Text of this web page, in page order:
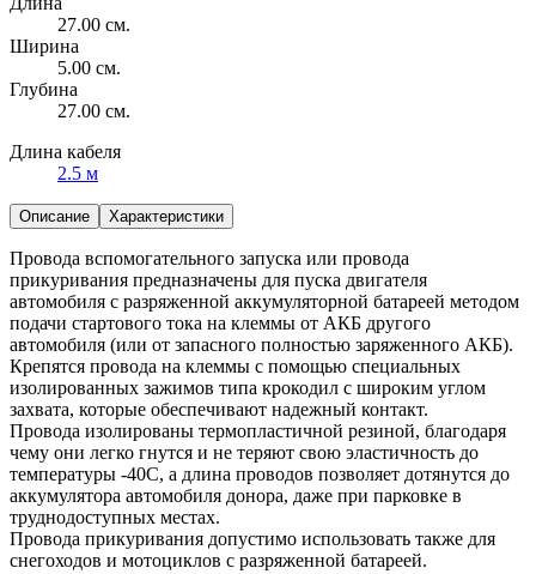
27.00 см.
Ширина
5.00 см.
Глубина
27.00 см.
Длина кабеля
2.5 м
Описание Характеристики
Провода вспомогательного запуска или провода
прикуривания предназначены для пуска двигателя
автомобиля с разряженной аккумуляторной батареей методом
подачи стартового тока на клеммы от АКБ другого
автомобиля (или от запасного полностью заряженного АКБ).
Крепятся провода на клеммы с помощью специальных
изолированных зажимов типа крокодил с широким углом
захвата, которые обеспечивают надежный контакт.
Провода изолированы термопластичной резиной, благодаря
чему они легко гнутся и не теряют свою эластичность до
температуры -40С, а длина проводов позволяет дотянутся до
аккумулятора автомобиля донора, даже при парковке в
труднодоступных местах.
Провода прикуривания допустимо использовать также для
снегоходов и мотоциклов с разряженной батареей.